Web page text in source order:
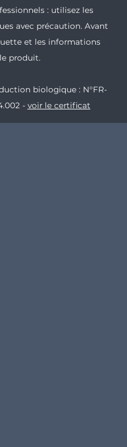
: utilisez les
avec précaution. Avant
et les informations
produit.
biologique : N°FR-
- voir le certificat